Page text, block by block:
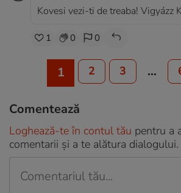
Kovesi vezi-ti de treaba! Vigyázz
1 0 0
1 2 3 …
Comentează
Loghează-te în contul tău pentru a
comentarii și a te alătura dialogului.